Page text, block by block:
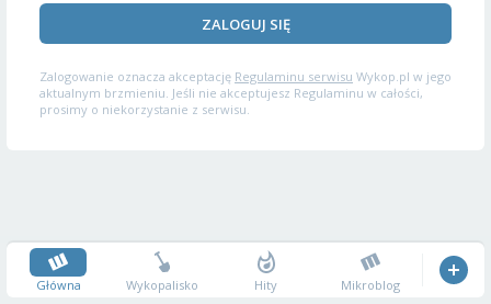
ZALOGUJ SIĘ
Zalogowanie oznacza akceptację Regulaminu serwisu Wykop.pl w jego
aktualnym brzmieniu. Jeśli nie akceptujesz Regulaminu w całości,
prosimy o niekorzystanie z serwisu.
Główna Wykopalisko Hity Mikroblog